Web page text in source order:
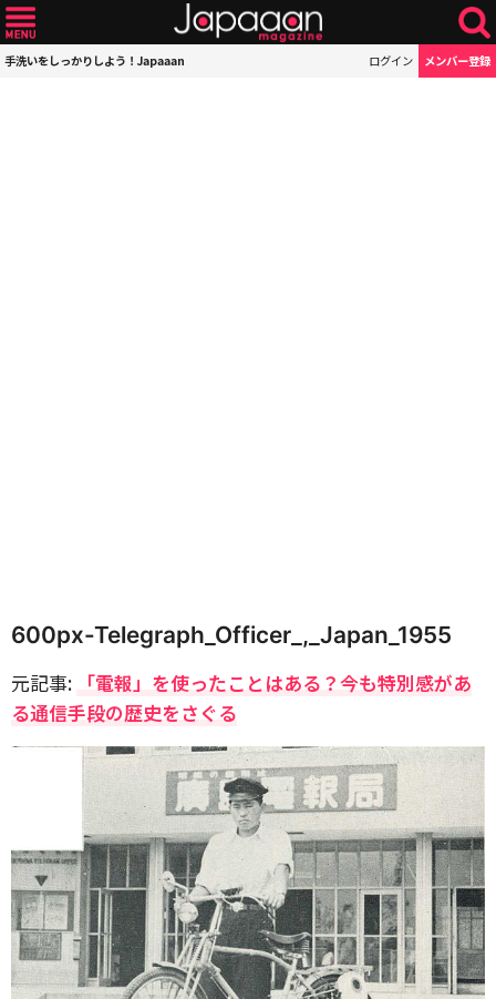
手洗いをしっかりしよう！Japaaan ログイン メンバー登録
600px-Telegraph_Officer_,_Japan_1955
元記事: 「電報」を使ったことはある？今も特別感があ
る通信手段の歴史をさぐる